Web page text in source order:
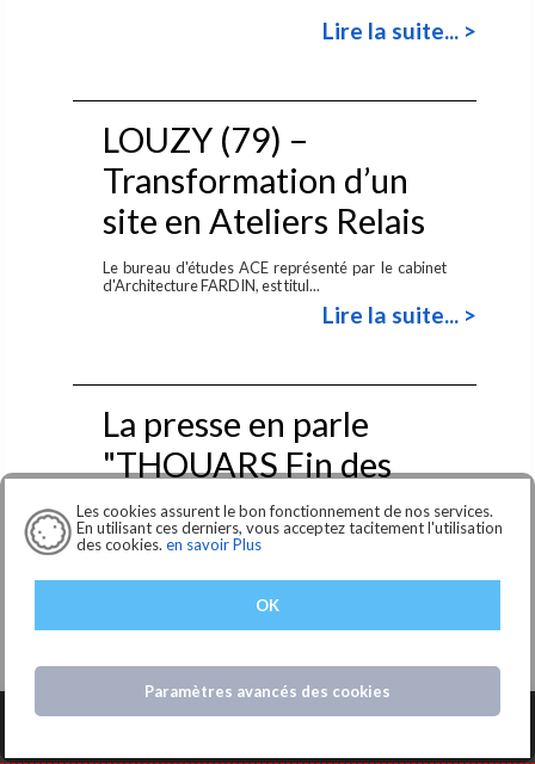
Les cookies assurent le bon fonctionnement de nos services.
En utilisant ces derniers, vous acceptez tacitement l'utilisation
des cookies. en savoir Plus
OK
Paramètres avancés des cookies
Lire la suite... >
LOUZY (79) –
Transformation d’un
site en Ateliers Relais
Le bureau d'études ACE représenté par le cabinet
d'Architecture FARDIN, est titul...
Lire la suite... >
La presse en parle
"THOUARS Fin des
travaux de
réhabilitation de
l'immeuble Les Bleuets"
Thouars : fin des travaux de réhabilitation pour
Lire la suite... >